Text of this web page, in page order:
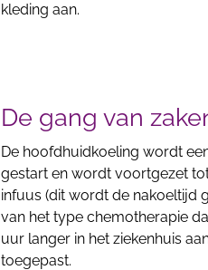
kleding aan.
De gang van
De hoofdhuidkoeling wordt
gestart en wordt voortgezet
infuus (dit wordt de nakoeltijd
van het type chemotherapie
uur langer in het ziekenhuis
toegepast.